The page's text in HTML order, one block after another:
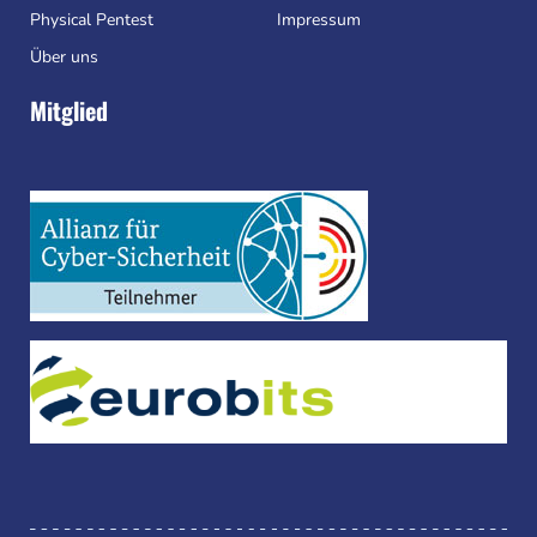
Physical Pentest
Über uns
Impressum
Mitglied